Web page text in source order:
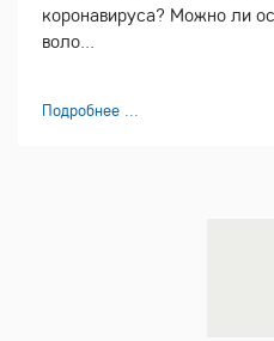
коронавируса? Можно ли
воло...
Подробнее ...